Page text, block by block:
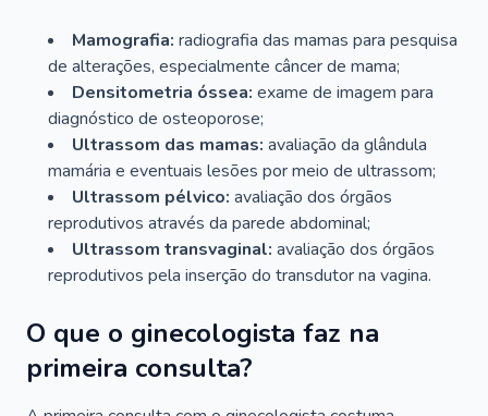
Mamografia: radiografia das mamas para pesquisa
de alterações, especialmente câncer de mama;
Densitometria óssea: exame de imagem para
diagnóstico de osteoporose;
Ultrassom das mamas: avaliação da glândula
mamária e eventuais lesões por meio de ultrassom;
Ultrassom pélvico: avaliação dos órgãos
reprodutivos através da parede abdominal;
Ultrassom transvaginal: avaliação dos órgãos
reprodutivos pela inserção do transdutor na vagina.
O que o ginecologista faz na
primeira consulta?